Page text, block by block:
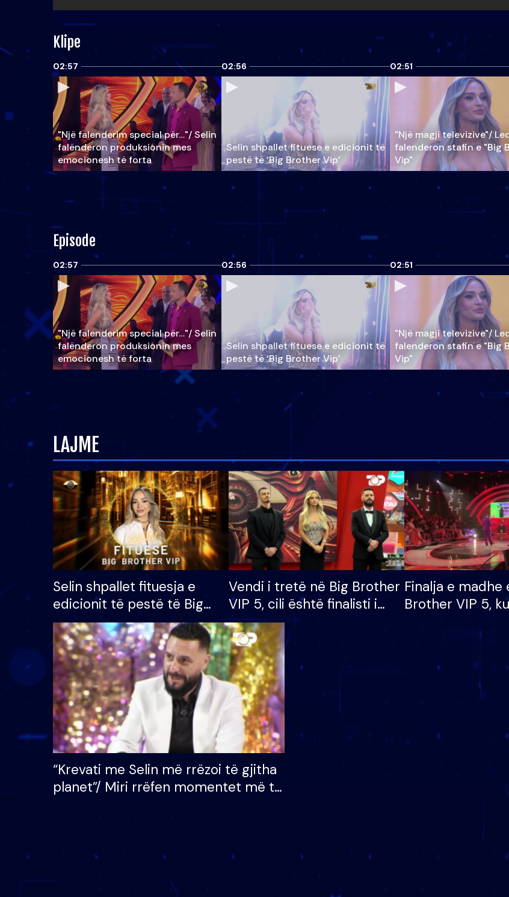
Klipe
02:57
"Një falenderim special për…"/ Selin
falënderon produksionin mes
emocionesh të forta
02:56
Selin shpallet fituese e edicionit të
pestë të ‘Big Brother Vip’
02:51
"Një magji televizive"/
falenderon stafin e "Big
Vip"
Episode
02:57
"Një falenderim special për…"/ Selin
falënderon produksionin mes
emocionesh të forta
02:56
Selin shpallet fituese e edicionit të
pestë të ‘Big Brother Vip’
02:51
"Një magji televizive"/
falenderon stafin e "Big
Vip"
LAJME
Selin shpallet fituesja e
edicionit të pestë të Big
Brother VIP, rrëmben
çmimin e madh prej 100
mijë eurosh
Vendi i tretë në Big Brother
VIP 5, cili është finalisti i
radhës që lë shtëpinë
Finalja e madhe
Brother VIP 5,
banori i parë
dhe humb
të fituar çmimin
“Krevati me Selin më rrëzoi të gjitha
planet”/ Miri rrëfen momentet më të
mungojë zilja e mëngjesit kur…